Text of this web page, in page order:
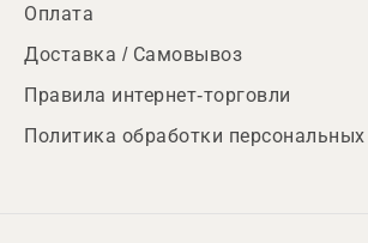
Оплата
Доставка / Самовывоз
Правила интернет-торговли
Политика обработки